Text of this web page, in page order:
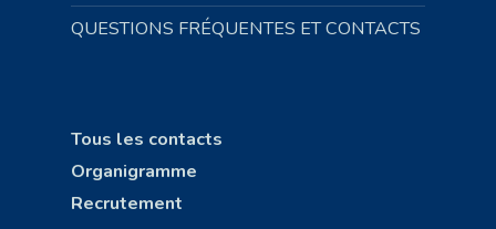
QUESTIONS FRÉQUENTES ET CONTACTS
Tous les contacts
Organigramme
Recrutement